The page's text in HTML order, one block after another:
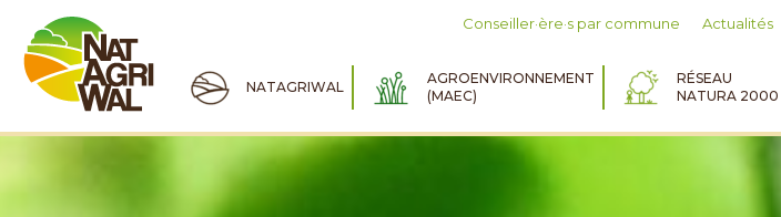
Conseiller·ère·s par commune Actualités
NATAGRIWAL
AGROENVIRONNEMENT
(MAEC)
RÉSEAU
NATURA 2000